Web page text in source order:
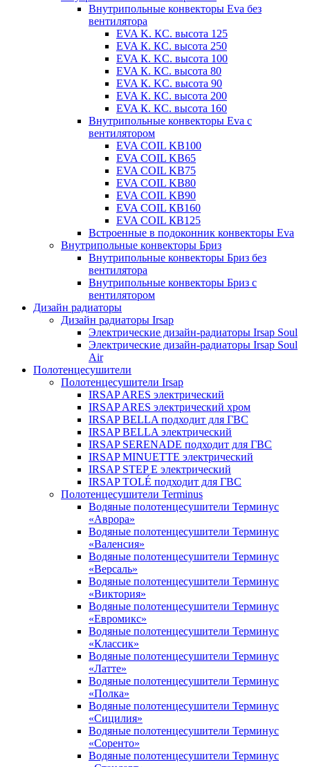
Внутрипольные конвекторы Eva без
вентилятора
EVA K. КС. высота 125
EVA К. КС. высота 250
EVA К. KС. высота 100
EVA К. КС. высота 80
EVA К. KC. высота 90
EVA К. КС. высота 200
EVA К. КС. высота 160
Внутрипольные конвекторы Eva с
вентилятором
EVA COIL KB100
EVA COIL KB65
EVA COIL KB75
EVA COIL KB80
EVA COIL KB90
EVA COIL КВ160
EVA COIL КВ125
Встроенные в подоконник конвекторы Eva
Внутрипольные конвекторы Бриз
Внутрипольные конвекторы Бриз без
вентилятора
Внутрипольные конвекторы Бриз с
вентилятором
Дизайн радиаторы
Дизайн радиаторы Irsap
Электрические дизайн-радиаторы Irsap Soul
Электрические дизайн-радиаторы Irsap Soul
Air
Полотенцесушители
Полотенцесушители Irsap
IRSAP ARES электрический
IRSAP ARES электрический хром
IRSAP BELLA подходит для ГВС
IRSAP BELLA электрический
IRSAP SERENADE подходит для ГВС
IRSAP MINUETTE электрический
IRSAP STEP E электрический
IRSAP TOLÉ подходит для ГВС
Полотенцесушители Terminus
Водяные полотенцесушители Терминус
«Аврора»
Водяные полотенцесушители Терминус
«Валенсия»
Водяные полотенцесушители Терминус
«Версаль»
Водяные полотенцесушители Терминус
«Виктория»
Водяные полотенцесушители Терминус
«Евромикс»
Водяные полотенцесушители Терминус
«Классик»
Водяные полотенцесушители Терминус
«Латте»
Водяные полотенцесушители Терминус
«Полка»
Водяные полотенцесушители Терминус
«Сицилия»
Водяные полотенцесушители Терминус
«Соренто»
Водяные полотенцесушители Терминус